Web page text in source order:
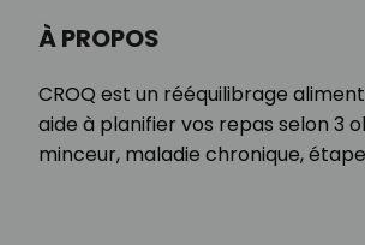
À PROPOS
CROQ est un rééquilibrage
aide à planifier vos repas selon 3
minceur, maladie chronique,